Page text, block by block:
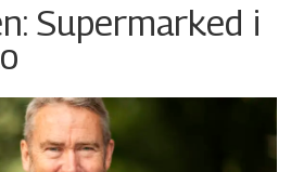
Supermarked i